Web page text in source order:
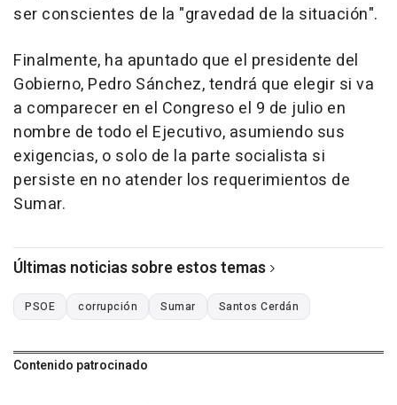
ser conscientes de la "gravedad de la situación".
Finalmente, ha apuntado que el presidente del
Gobierno, Pedro Sánchez, tendrá que elegir si va
a comparecer en el Congreso el 9 de julio en
nombre de todo el Ejecutivo, asumiendo sus
exigencias, o solo de la parte socialista si
persiste en no atender los requerimientos de
Sumar.
Últimas noticias sobre estos temas
PSOE corrupción Sumar Santos Cerdán
Contenido patrocinado